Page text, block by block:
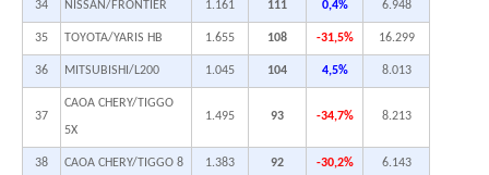
34 NISSAN/FRONTIER 1.161 111 0,4% 6.948
35 TOYOTA/YARIS HB 1.655 108 -31,5% 16.299
36 MITSUBISHI/L200 1.045 104 4,5% 8.013
37
CAOA CHERY/TIGGO
5X
1.495 93 -34,7% 8.213
38 CAOA CHERY/TIGGO 8 1.383 92 -30,2% 6.143